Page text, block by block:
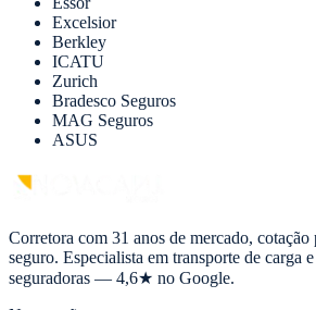
Excelsior
Berkley
ICATU
Zurich
Bradesco Seguros
MAG Seguros
ASUS
Corretora com 31 anos de mercado,
seguro. Especialista em transporte de carga
seguradoras — 4,6★ no Google.